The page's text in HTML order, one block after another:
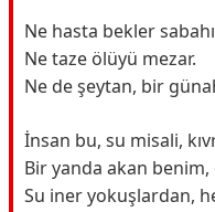
Ne hasta bekler
Ne taze ölüyü mezar.
Ne de şeytan, bir
İnsan bu, su misali,
Bir yanda akan
Su iner yokuşlardan,